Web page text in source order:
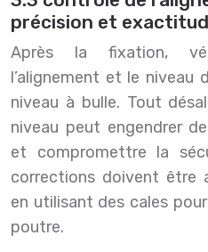
précision et
Après la fixation,
l’alignement et le niveau
niveau à bulle. Tout
niveau peut engendrer
et compromettre la
corrections doivent être
en utilisant des cales
poutre.